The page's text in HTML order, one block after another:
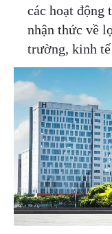
các hoạt động
nhận thức về
trường, kinh